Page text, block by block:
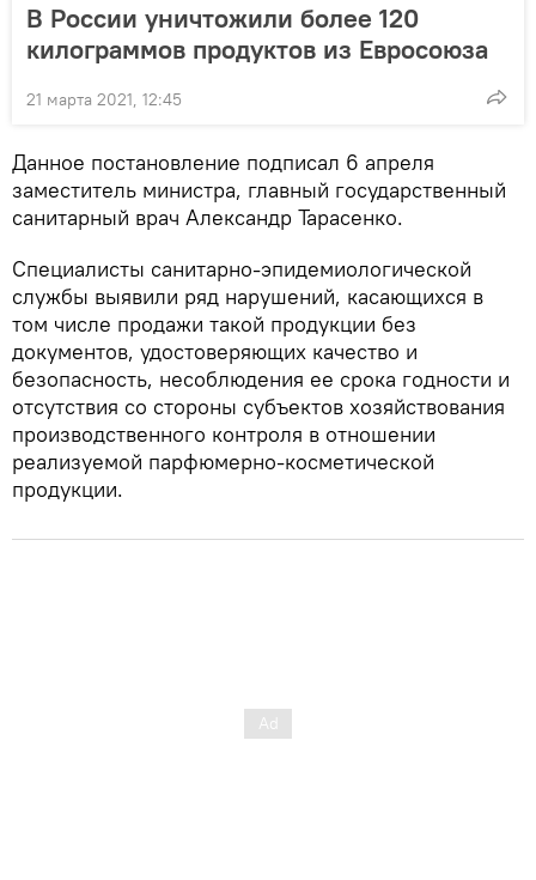
В России уничтожили более 120
килограммов продуктов из Евросоюза
21 марта 2021, 12:45
Данное постановление подписал 6 апреля
заместитель министра, главный государственный
санитарный врач Александр Тарасенко.
Специалисты санитарно-эпидемиологической
службы выявили ряд нарушений, касающихся в
том числе продажи такой продукции без
документов, удостоверяющих качество и
безопасность, несоблюдения ее срока годности и
отсутствия со стороны субъектов хозяйствования
производственного контроля в отношении
реализуемой парфюмерно-косметической
продукции.